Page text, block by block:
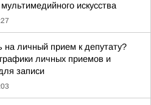
искусства
на личный прием к депутату?
личных приемов и
записи